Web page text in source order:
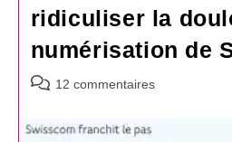
ridiculiser la
numérisation de
Commentaires
la
12 commentaires